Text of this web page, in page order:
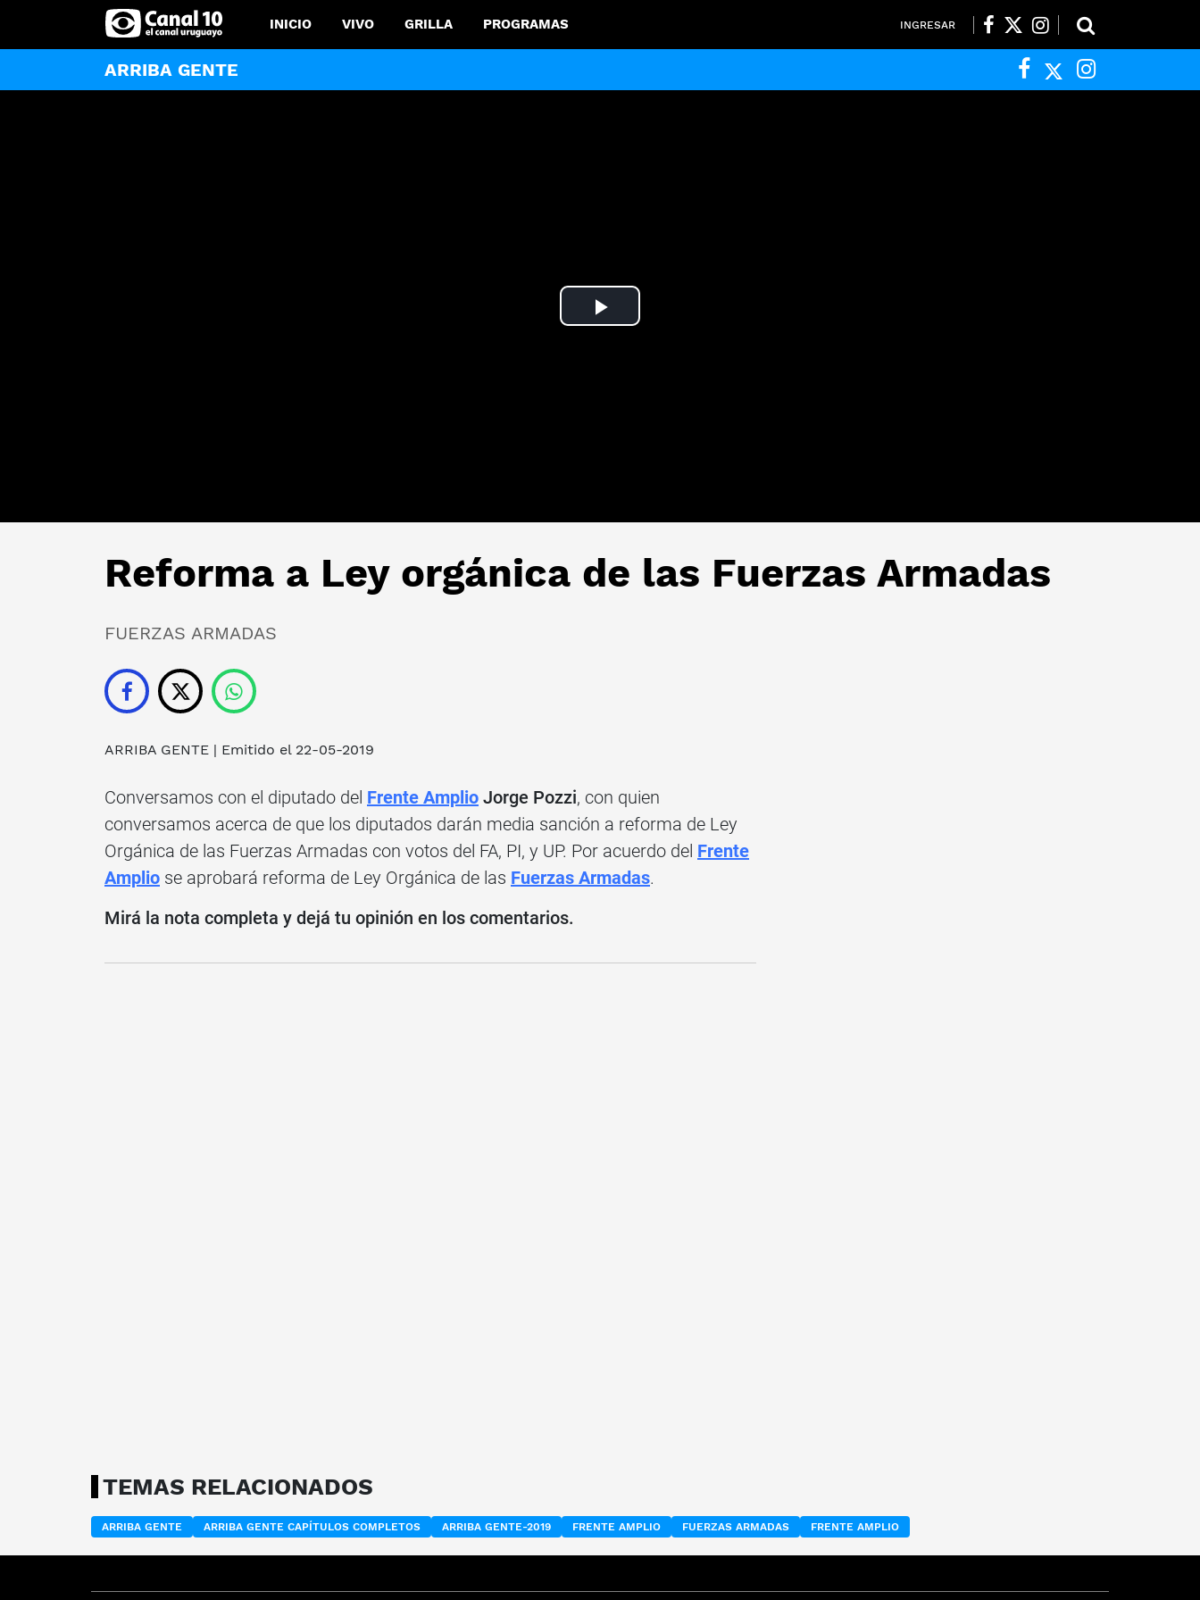
INICIO VIVO GRILLA PROGRAMAS INGRESAR
ARRIBA GENTE
Play
Reforma a Ley orgánica de las Fuerzas Armadas
FUERZAS ARMADAS
ARRIBA GENTE | Emitido el 22-05-2019
Conversamos con el diputado del Frente Amplio Jorge Pozzi, con quien
conversamos acerca de que los diputados darán media sanción a reforma de Ley
Orgánica de las Fuerzas Armadas con votos del FA, PI, y UP. Por acuerdo del Frente
Amplio se aprobará reforma de Ley Orgánica de las Fuerzas Armadas.
Mirá la nota completa y dejá tu opinión en los comentarios.
TEMAS RELACIONADOS
ARRIBA GENTE ARRIBA GENTE CAPÍTULOS COMPLETOS ARRIBA GENTE-2019 FRENTE AMPLIO FUERZAS ARMADAS FRENTE AMPLIO